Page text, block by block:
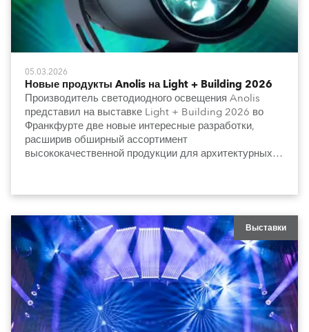
05.03.2026
Новые продукты Anolis на Light + Building 2026
Производитель светодиодного освещения Anolis
представил на выставке Light + Building 2026 во
Франкфурте две новые интересные разработки,
расширив обширный ассортимент
высококачественной продукции для архитектурных и
Выставки